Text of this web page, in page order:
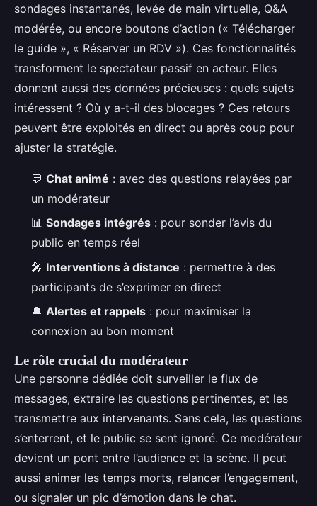
sondages instantanés, levée de main virtuelle, Q&A
modérée, ou encore boutons d’action (« Télécharger
le guide », « Réserver un RDV »). Ces fonctionnalités
transforment le spectateur passif en acteur. Elles
donnent aussi des données précieuses : quels sujets
intéressent ? Où y a-t-il des blocages ? Ces retours
peuvent être exploités en direct ou après coup pour
ajuster la stratégie.
💬 Chat animé : avec des questions relayées par
un modérateur
📊 Sondages intégrés : pour sonder l’avis du
public en temps réel
🎤 Interventions à distance : permettre à des
participants de s’exprimer en direct
🔔 Alertes et rappels : pour maximiser la
connexion au bon moment
Le rôle crucial du modérateur
Une personne dédiée doit surveiller le flux de
messages, extraire les questions pertinentes, et les
transmettre aux intervenants. Sans cela, les questions
s’enterrent, et le public se sent ignoré. Ce modérateur
devient un pont entre l’audience et la scène. Il peut
aussi animer les temps morts, relancer l’engagement,
ou signaler un pic d’émotion dans le chat.